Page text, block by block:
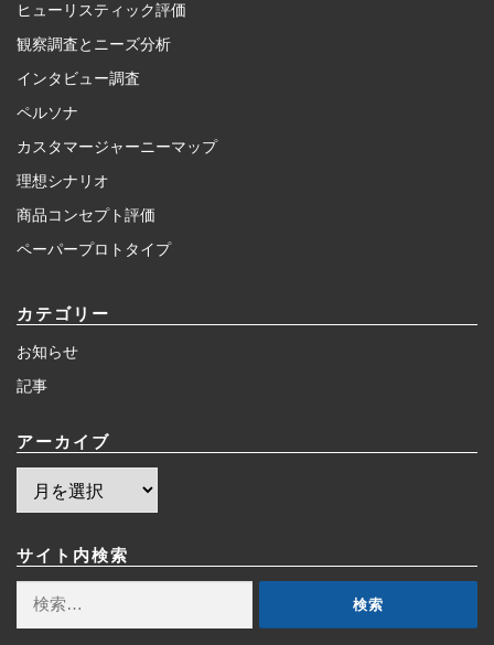
ヒューリスティック評価
観察調査とニーズ分析
インタビュー調査
ペルソナ
カスタマージャーニーマップ
理想シナリオ
商品コンセプト評価
ペーパープロトタイプ
カテゴリー
お知らせ
記事
アーカイブ
イ
ブ
サイト内検索